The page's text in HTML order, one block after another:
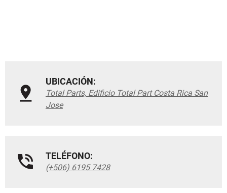
UBICACIÓN:
Total Parts, Edificio Total Part Costa Rica San
Jose
TELÉFONO:
(+506) 6195 7428